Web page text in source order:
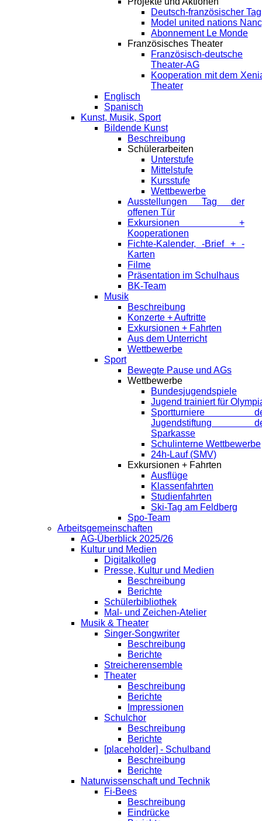
Deutsch-französischer Tag
Model united nations
Abonnement Le Monde
Französisches Theater
Französisch-deutsche
Theater-AG
Kooperation mit dem
Theater
Englisch
Spanisch
Kunst, Musik, Sport
Bildende Kunst
Beschreibung
Schülerarbeiten
Unterstufe
Mittelstufe
Kursstufe
Wettbewerbe
Ausstellungen Tag der
offenen Tür
Exkursionen +
Kooperationen
Fichte-Kalender, -Brief + -
Karten
Filme
Präsentation im Schulhaus
BK-Team
Musik
Beschreibung
Konzerte + Auftritte
Exkursionen + Fahrten
Aus dem Unterricht
Wettbewerbe
Sport
Bewegte Pause und AGs
Wettbewerbe
Bundesjugendspiele
Jugend trainiert für
Sportturniere
Jugendstiftung
Sparkasse
Schulinterne Wettbewerbe
24h-Lauf (SMV)
Exkursionen + Fahrten
Ausflüge
Klassenfahrten
Studienfahrten
Ski-Tag am Feldberg
Spo-Team
Arbeitsgemeinschaften
AG-Überblick 2025/26
Kultur und Medien
Digitalkolleg
Presse, Kultur und Medien
Beschreibung
Berichte
Schülerbibliothek
Mal- und Zeichen-Atelier
Musik & Theater
Singer-Songwriter
Beschreibung
Berichte
Streicherensemble
Theater
Beschreibung
Berichte
Impressionen
Schulchor
Beschreibung
Berichte
[placeholder] - Schulband
Beschreibung
Berichte
Naturwissenschaft und Technik
Fi-Bees
Beschreibung
Eindrücke